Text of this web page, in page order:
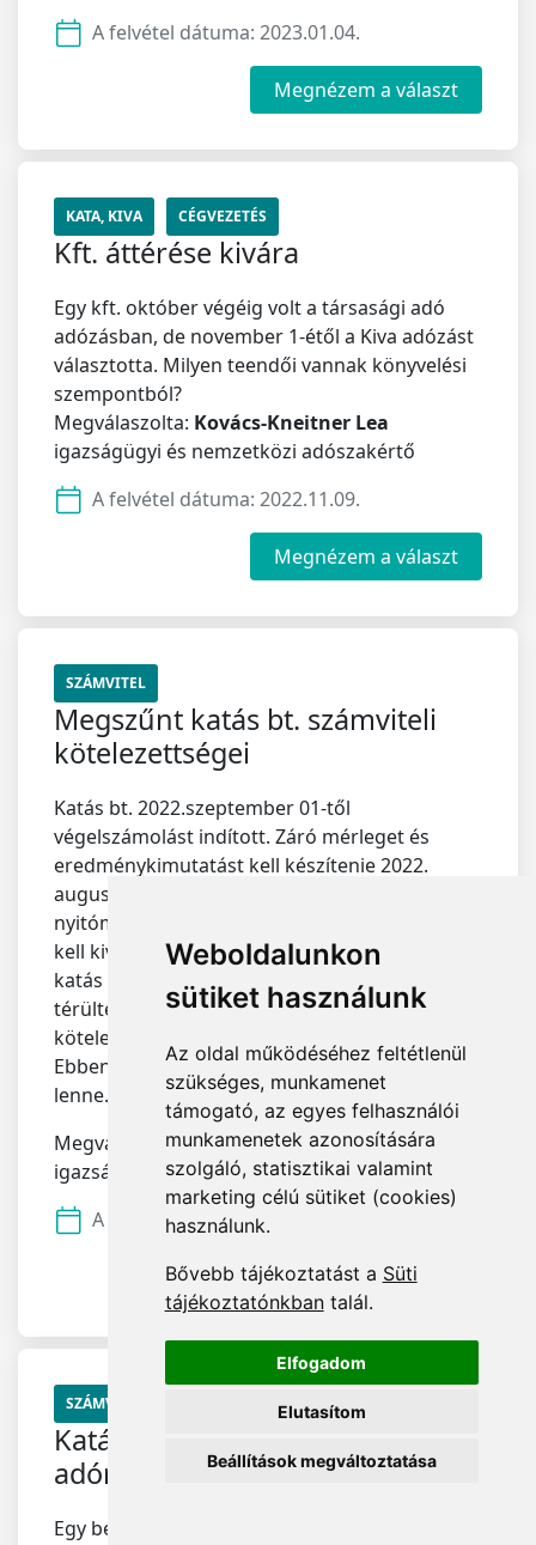
Weboldalunkon
sütiket használunk
Az oldal működéséhez feltétlenül
szükséges, munkamenet
támogató, az egyes felhasználói
munkamenetek azonosítására
szolgáló, statisztikai valamint
marketing célú sütiket (cookies)
használunk.
Bővebb tájékoztatást a Süti
tájékoztatónkbantalál.
Elfogadom
Elutasítom
Beállítások megváltoztatása
A felvétel dátuma: 2023.01.04.
Megnézem a választ
KATA, KIVA CÉGVEZETÉS
Kft. áttérése kivára
Egy kft. október végéig volt a társasági adó
adózásban, de november 1-étől a Kiva adózást
választotta. Milyen teendői vannak könyvelési
szempontból?
Megválaszolta: Kovács-Kneitner Lea
igazságügyi és nemzetközi adószakértő
A felvétel dátuma: 2022.11.09.
Megnézem a választ
SZÁMVITEL
Megszűnt katás bt. számviteli
kötelezettségei
Katás bt. 2022.szeptember 01-től
végelszámolást indított. Záró mérleget és
eredménykimutatást kell készítenie 2022.
augusztus 31-ével, ami megegyezik a
nyitómérlegével is. Ezt a záró mérleget hogyan
kell kivitelezni a gyakorlatban? Valamint: a
katás bevételeket, melyek taos időszak alatt
térültek, ki lehet e mutatni a nyitómérleg
kötelezettségei között a taggal szemben?
Ebben az esetben az eredménytartalék negatív
lenne.
Megválaszolta:Kovács-Kneitner Lea
igazságügyi és nemzetközi adószakértő
A felvétel dátuma:2022.10.28.
Megnézem a választ
SZÁMVITEL
Katás bt. áttérése társasági
adóra szeptembertől
Egy betéti társaság 2022. augusztus 31-ig katás